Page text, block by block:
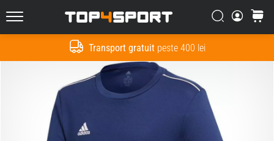
Transport gratuitpeste 400 lei
Top4Sport.ro Căutare
Cos